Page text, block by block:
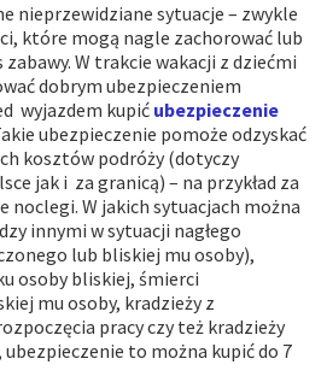
nieprzewidziane sytuacje – zwykle
które mogą nagle zachorować lub
W trakcie wakacji z dziećmi
dobrym ubezpieczeniem
wyjazdem kupić ubezpieczenie
ubezpieczenie pomoże odzyskać
kosztów podróży (dotyczy
jak i za granicą) – na przykład za
noclegi. W jakich sytuacjach można
innymi w sytuacji nagłego
lub bliskiej mu osoby),
osoby bliskiej, śmierci
mu osoby, kradzieży z
pracy czy też kradzieży
to można kupić do 7